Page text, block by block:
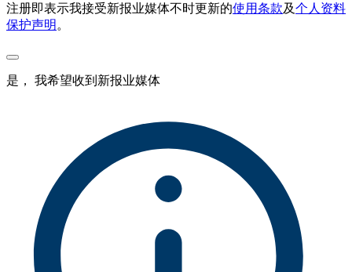
注册即表示我接受新报业媒体不时更新的使用条款及个人资料
保护声明 。
是， 我希望收到新报业媒体